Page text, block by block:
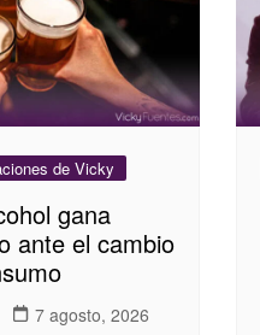
de Vicky
gana
ante el cambio
7 agosto, 2026